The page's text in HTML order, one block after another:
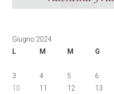
Giugno 2024
L
M M G
3
4 5 6
10
11 12 13